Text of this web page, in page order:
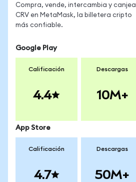
Compra, vende, intercambia y canjea
CRV en MetaMask, la billetera cripto
más confiable.
Google Play
Calificación
4.4
Descargas
10M+
App Store
Calificación
4.7
Descargas
50M+